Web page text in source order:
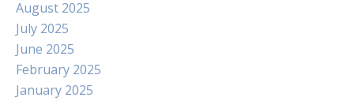
August 2025
July 2025
June 2025
February 2025
January 2025